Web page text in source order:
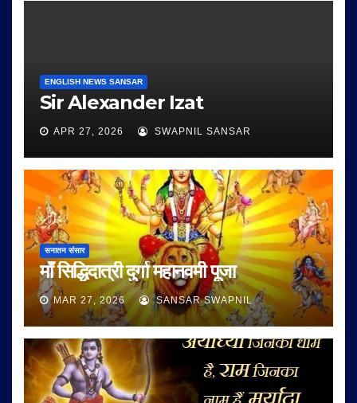
ENGLISH NEWS SANSAR
Sir Alexander Izat
APR 27, 2026 SWAPNIL SANSAR
सनातन संसार
माँ सिद्धिदात्री दुर्गा महानवमी पूजा
MAR 27, 2026 SANSAR SWAPNIL